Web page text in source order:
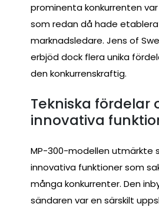
prominenta konkurrenten var
som redan då hade
marknadsledare. Jens of
erbjöd dock flera unika
den konkurrenskraftig.
Tekniska fördelar
innovativa
MP-300-modellen utmärkte
innovativa funktioner som
många konkurrenter. Den
sändaren var en särskilt